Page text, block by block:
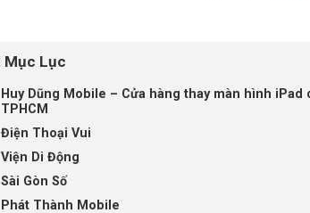
Mục Lục
Huy Dũng Mobile – Cửa hàng thay màn hình iPad
TPHCM
Điện Thoại Vui
Viện Di Động
Sài Gòn Số
Phát Thành Mobile